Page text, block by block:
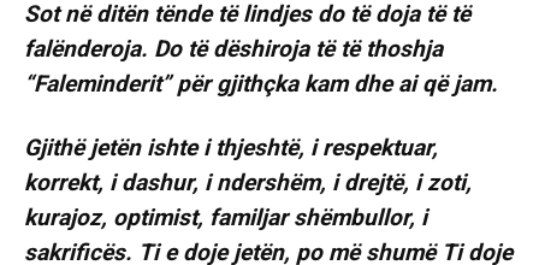
Sot në ditën tënde të lindjes do të doja të të
falënderoja. Do të dëshiroja të të thoshja
“Faleminderit” për gjithçka kam dhe ai që jam.
Gjithë jetën ishte i thjeshtë, i respektuar,
korrekt, i dashur, i ndershëm, i drejtë, i zoti,
kurajoz, optimist, familjar shëmbullor, i
sakrificës. Ti e doje jetën, po më shumë Ti doje